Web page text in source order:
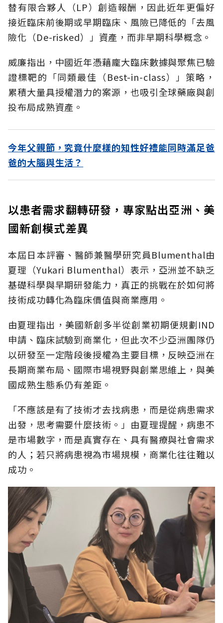
替有限合夥人（LP）創造報酬，因此近年更偏好
接近臨床前後期或早期臨床、風險已降低的「去風
險化（De-risked）」資產，而非早期科學概念。
威廉指出，中國近年憑藉龐大臨床數據與聚焦已驗
證標靶的「同類最佳（Best-in-class）」策略，
累積大量具授權潛力的案源，也吸引全球藥廠與創
投布局成熟資產。
今年父親節，究竟什麼樣的知性好禮能同時滿足爸
爸的大腦與生活？
以患者需求翻轉研發，專家點出亞洲、美
國新創模式差異
本屆日本評審、醫師兼醫學研究員Blumenthal由
夏理（Yukari Blumenthal）表示，亞洲並不缺乏
基礎科學與早期研發能力，真正的挑戰在於如何將
技術成功轉化為臨床價值與商業應用。
由夏理指出，美國新創多半從創業初期便規劃IND
申請、臨床試驗到商業化，但此次不少亞洲團隊仍
以研發至一定階段後授權為主要目標，反映亞洲在
長期商業布局、國際市場視野與創業思維上，與美
國成熟生態系仍有差距。
「不應該是有了技術才去找病患，而是從病患需求
出發，思考需要什麼技術。」由夏理提醒，病患不
是市場數字，而是真實存在、具有醫療與社會需求
的人；若只將病患視為市場規模，商業化往往難以
成功。